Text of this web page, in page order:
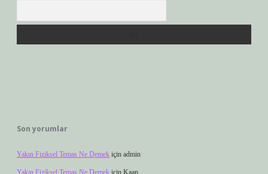
Son yorumlar
Yakın Fiziksel Temas Ne Demek için admin
Yakın Fiziksel Temas Ne Demek için Kaan